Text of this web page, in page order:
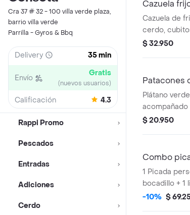
Cra 37 # 32 - 100 villa verde plaza,
barrio villa verde
Parrilla - Gyros & Bbq
Delivery 35 min
Envío Gratis
(nuevos usuarios)
Calificación 4.3
Rappi Promo
Pescados
Entradas
Adiciones
Cerdo
Cazuela
Cazuela de
cerdo,
ripio y trozos de pollo. acompañada de
$ 32.950
Patacones
Plátano
acompañado
$ 20.950
Combo
1 Picada
bocadillo + 1
-10% $